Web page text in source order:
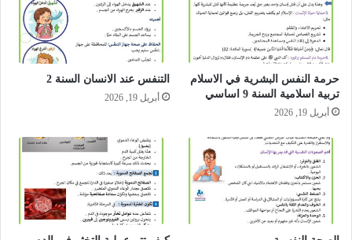
حرمة النفس البشرية في الاسلام
تربية اسلامية السنة 9 اساسي
أبريل 19, 2026
التنفس عند الانسان السنة 2
أبريل 19, 2026